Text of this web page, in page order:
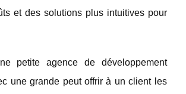
et des solutions plus intuitives pour
petite agence de développement
une grande peut offrir à un client les